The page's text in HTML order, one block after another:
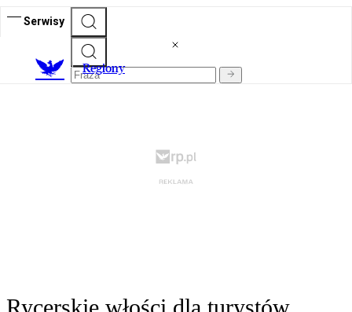
Serwisy
Regiony